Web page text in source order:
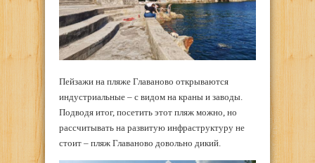
Пейзажи на пляже Главаново открываются
индустриальные – с видом на краны и заводы.
Подводя итог, посетить этот пляж можно, но
рассчитывать на развитую инфраструктуру не
стоит – пляж Главаново довольно дикий.